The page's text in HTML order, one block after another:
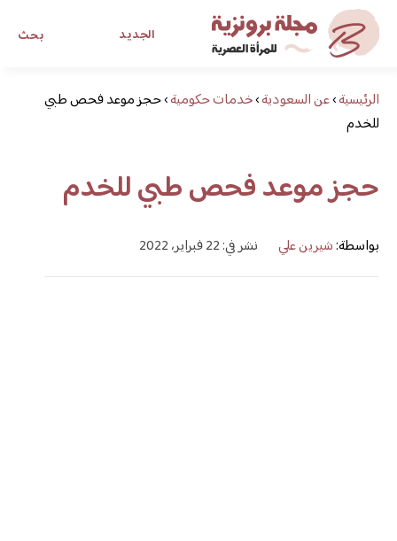
بحث الجديد
مجلة برونزية للفتاة العصريةالرئيسية›عن السعودية›خدمات حكومية›حجز موعد فحص طبي
للخدم
حجز موعد فحص طبي للخدم
بواسطة:شيرين علي نشر في: 22 فبراير، 2022